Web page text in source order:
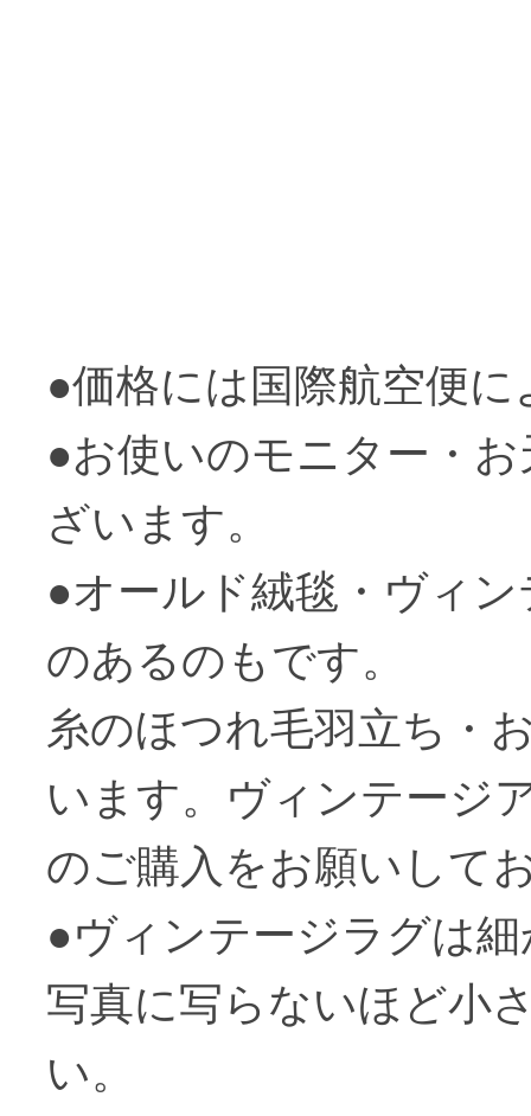
●価格には国際航空便
●お使いのモニター・
ざいます。
●オールド絨毯・ヴィ
のあるのもです。
糸のほつれ毛羽立ち・
います。ヴィンテージ
のご購入をお願いして
●ヴィンテージラグは
写真に写らないほど小
い。